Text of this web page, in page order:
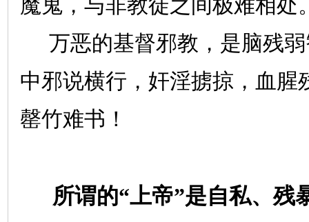
魔鬼，与非教徒之间极难相处
万恶的基督邪教，是脑残
中邪说横行，奸淫掳掠，血腥
罄竹难书！
所谓的“上帝”是自私、残